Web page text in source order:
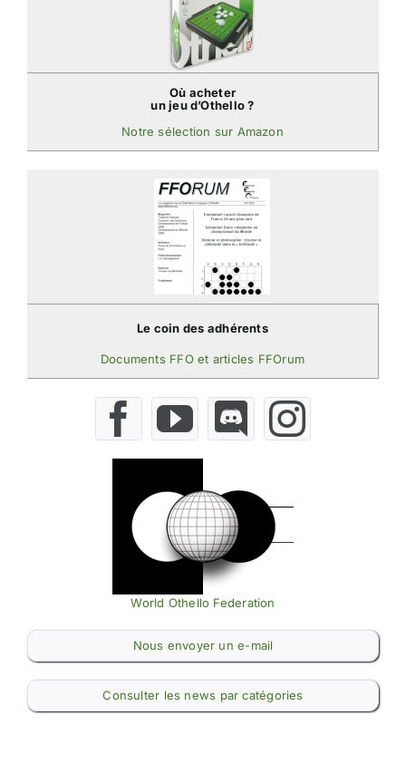
Où acheter
un jeu d’Othello ?
Notre sélection sur Amazon
Le coin des adhérents
Documents FFO et articles FFOrum
World Othello Federation
Nous envoyer un e-mail
Consulter les news par catégories